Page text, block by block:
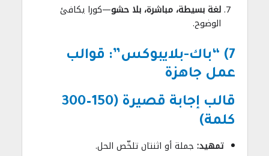
لغة بسيطة، مباشرة، بلا حشو—كورا يكافئ
الوضوح.
7) “باك-بلايبوكس”: قوالب
عمل جاهزة
قالب إجابة قصيرة (150–300
كلمة)
تمهيد: جملة أو اثنتان تلخّص الحل.